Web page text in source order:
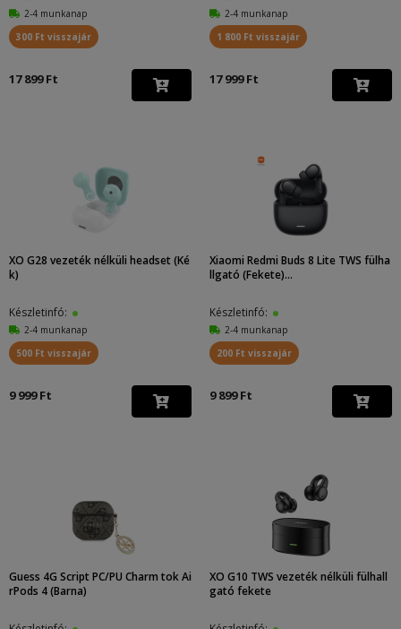
2-4 munkanap
300 Ft visszajár
17 899 Ft
2-4 munkanap
1 800 Ft visszajár
17 999 Ft
XO G28 vezeték nélküli headset (Ké
k)
Készletinfó:
2-4 munkanap
500 Ft visszajár
9 999 Ft
Xiaomi Redmi Buds 8 Lite TWS fülha
llgató (Fekete)...
Készletinfó:
2-4 munkanap
200 Ft visszajár
9 899 Ft
Guess 4G Script PC/PU Charm tok Ai
rPods 4 (Barna)
XO G10 TWS vezeték nélküli fülhall
gató fekete